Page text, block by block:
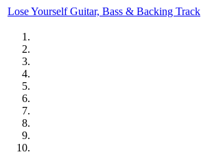
Lose Yourself Guitar, Bass & Backing Track